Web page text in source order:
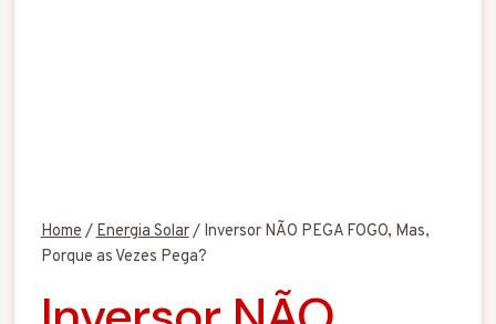
Home/Energia Solar/ Inversor NÃO PEGA FOGO, Mas,
Porque as Vezes Pega?